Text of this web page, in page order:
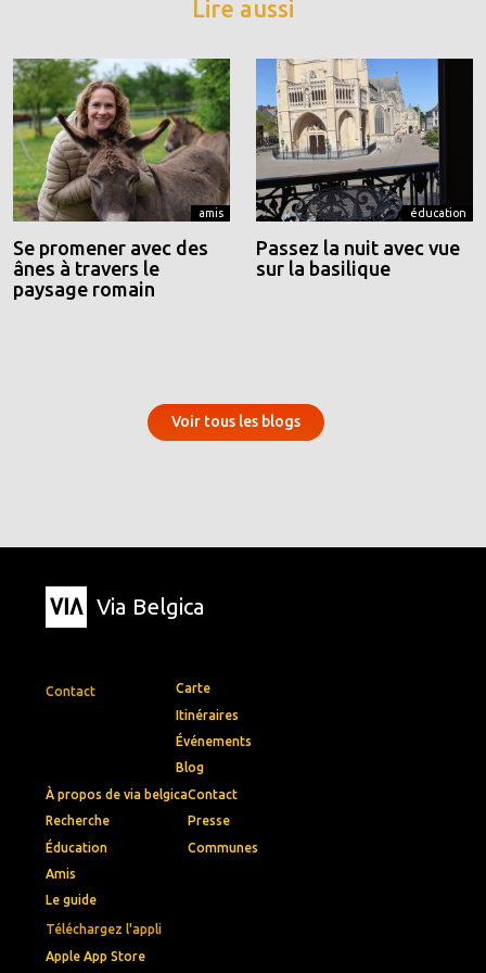
Lire aussi
amis
Se promener avec des
ânes à travers le
paysage romain
éducation
Passez la nuit avec vue
sur la basilique
Voir tous les blogs
Via Belgica
Contact
Téléchargez l'appli
Apple App Store
Carte
Itinéraires
Événements
Blog
À propos de via belgica
Recherche
Éducation
Amis
Le guide
Contact
Presse
Communes